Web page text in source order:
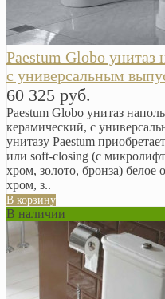
Paestum Globo унитаз
с универсальным
60 325 руб.
Paestum Globo унитаз
керамический, с
унитазу Paestum
или soft-closing (с
хром, золото, бронза) белое
хром, з..
В корзину
В наличии